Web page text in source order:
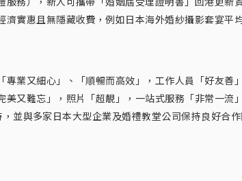
濟實惠且無隱藏收費，例如日本海外婚紗攝影套宴
業又細心」、「順暢而高效」，工作人員「好友善
又難忘」，照片「超靚」，一站式服務「非常一流
並與多家日本大型企業及婚禮教堂公司保持良好合